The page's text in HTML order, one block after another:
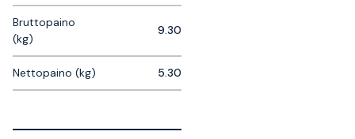
Bruttopaino
(kg)
9.30
Nettopaino (kg) 5.30